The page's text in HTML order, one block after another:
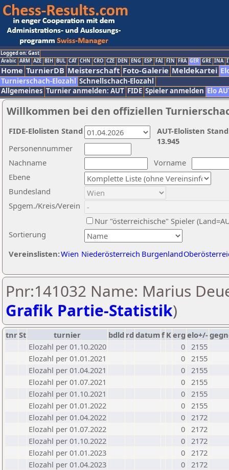
Logged on: Gast
Arabic ARM AZE BIH BUL CAT CHN CRO CZE DEN ENG ESP FAI FIN FRA GER GRE INA
Home TurnierDB Meisterschaft Foto-Galerie Meldekartei
Turnierschach-Elozahl Schnellschach-Elozahl
Allgemeines Turnier anmelden: AUT FIDE Spieler anmelden Elo
Willkommen bei den offiziellen
Nachname
Vorname
Ebene
Sortierung
Personennummer
Bundesland
Spgem./Kreis/Verein
Nur "österreichische" Spieler
Vereinslisten:Wien Niederösterreich Burgenland
AUT-Elolisten
13.945
FIDE-Elolisten Stand
Pnr:141032 Name: Marius
Grafik Partie-Statistik)
tnrSt turnier bdld rd datumf Kerg elo+/-
Elozahl per 01.10.2020
0 2155
Elozahl per 01.01.2021
0 2155
Elozahl per 01.04.2021
0 2155
Elozahl per 01.07.2021
0 2155
Elozahl per 01.10.2021
0 2155
Elozahl per 01.01.2022
0 2155
Elozahl per 01.04.2022
0 2172
Elozahl per 01.07.2022
0 2172
Elozahl per 01.10.2022
0 2172
Elozahl per 01.01.2023
0 2172
Elozahl per 01.04.2023
0 2172